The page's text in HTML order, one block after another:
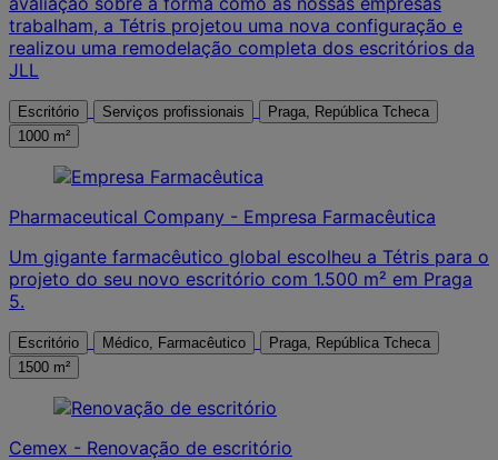
trabalham, a Tétris projetou uma nova configuração e
realizou uma remodelação completa dos escritórios da
JLL
Escritório Serviços profissionais
Praga, República Tcheca
1000 m²
Pharmaceutical Company - Empresa Farmacêutica
Um gigante farmacêutico global escolheu a Tétris para o
projeto do seu novo escritório com 1.500 m² em Praga
5.
Escritório Médico, Farmacêutico
Praga, República Tcheca
1500 m²
Cemex - Renovação de escritório